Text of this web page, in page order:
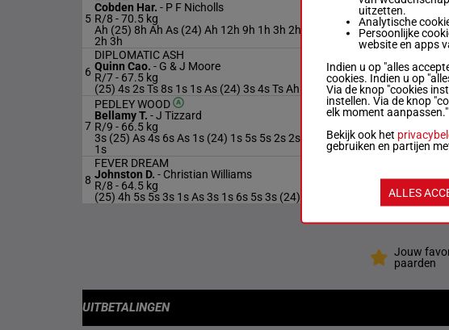
5
Cobden Har. - P F Nicholls
R/8 -70.5 kg
Ah (25) 8h Ah As (24) Ah 12h 9h 1h 3h 2h (23)
2h 3h
R/8
70.5
kg
Ah (25)
2h 3h
6
DIPLOMATIC ASH
Quinn Cao. - G & J Moore
R/7 - 67.5 kg
(25) 4s 2s Ts 8s 1s 1s As (24) 3s 4s Ts Ah 10h
R/7
67.5
kg
(25) 4s 2s
7
PEDLEY WOOD
Bellamy T. -J Tizzard
R/9 - 66.5 kg
3s (25) As 4s 6s As 1s (24) 1s 5s 5s 2s 2s (23)
1s
66.5
kg
3s (25) As
1s
8
FEVER DREAM
Johnston D. - Christian Williams
R/8 - 64.5 kg
(25) 4h 5s 5s 3s 1s As 3s 1s 6s 5s 3s (24) 8s
(25) 4h 5s
Jouw
paarden
UITBETALINGEN
uitzetten.
Analytische
Persoonlijke
website en apps
Indien u op "alles
cookies. Indien u op
Via de knop "cookies
instellen. Via de knop
elk moment aanpassen."
Bekijk ook het
gebruiken en partijen
ALLES